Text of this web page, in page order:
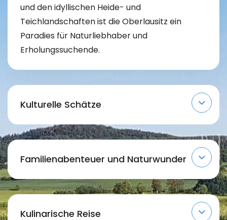
und den idyllischen Heide- und
Teichlandschaften ist die Oberlausitz ein
Paradies für Naturliebhaber und
Erholungssuchende.
Kulturelle Schätze
Familienabenteuer und Naturwunder
Kulinarische Reise